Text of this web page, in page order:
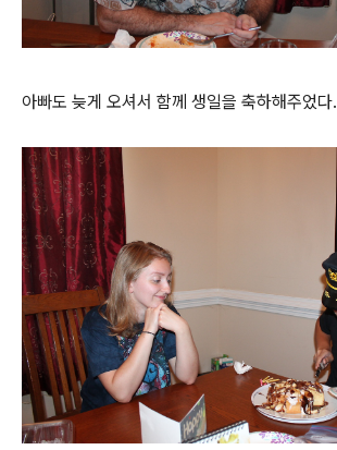
아빠도 늦게 오셔서 함께 생일을 축하해주었다.